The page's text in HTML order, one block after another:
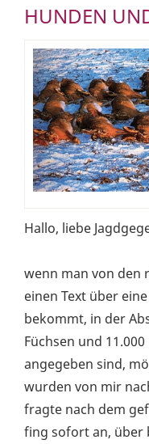
HUNDEN
Hallo, liebe
wenn man von den
einen Text über
bekommt, in der
Füchsen und
angegeben sind,
wurden von mir
fragte nach dem
fing sofort an, über